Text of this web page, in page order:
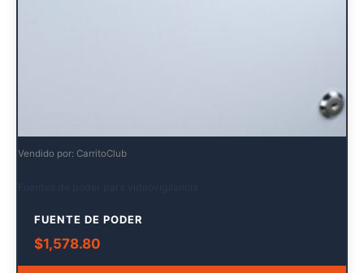
Vendido por: CarritoClub
FUENTE DE PODER
$1,578.80